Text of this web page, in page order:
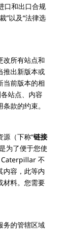
口和出口合规
”以及“法律选
改所有站点和
推出新版本或
当前版本的相
站点、内容
款的约束。
源（下称“链接
为了便于您使
Caterpillar 不
内容，此等内
材料。您需要
务的管辖区域